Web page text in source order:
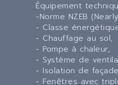
Équipement
-Norme NZEB
- Classe
- Chauffage au sol,
- Pompe à chaleur,
- Système de
- Isolation de
- Fenêtres avec